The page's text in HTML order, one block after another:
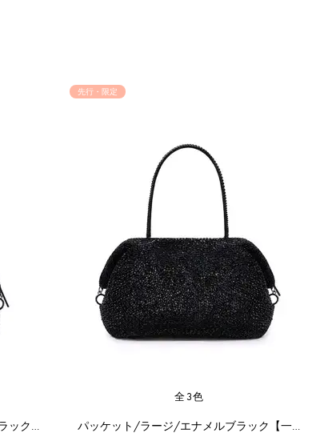
パッケット/ミディアム/エナメルブラック【一部店舗先行販売商品】
先行・限定
全3色
パッケット/ラージ/エナメルブラック【一部店舗先行販売商品】